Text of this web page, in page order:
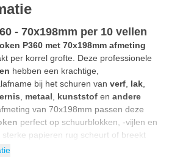
- 70x198mm per 10 vellen
P360 met 70x198mm afmeting
per korrel grofte. Deze professionele
hebben een krachtige,
bij het schuren van verf, lak,
, metaal, kunststof en andere
van 70x198mm passen deze
perfect op schuurblokken, -vijlen en
papieren rug scheurt of breekt
toch flexibel, zelfs niet bij het